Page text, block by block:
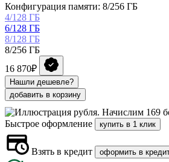
Конфигурация памяти: 8/256 ГБ
4/128 ГБ
6/128 ГБ
8/128 ГБ
8/256 ГБ
16 870₽
Нашли дешевле?
добавить в корзину
Начислим 169
Быстрое оформление
купить в 1 клик
Взять в кредит оформить в